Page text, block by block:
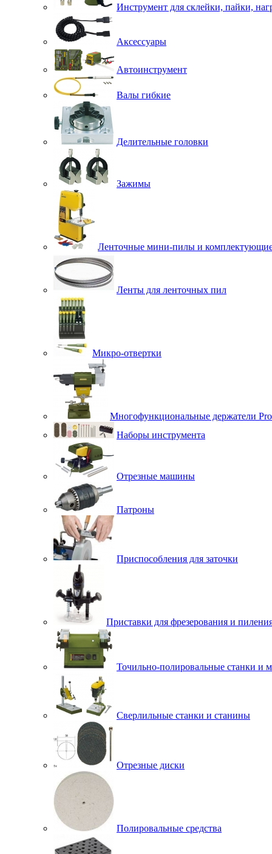
Инструмент для склейки, пайки,
Аксессуары
Автоинструмент
Валы гибкие
Делительные головки
Зажимы
Ленточные мини-пилы и
Ленты для ленточных пил
Микро-отвертки
Многофункциональные держатели
Наборы инструмента
Отрезные машины
Патроны
Приспособления для заточки
Приставки для фрезерования и
Точильно-полировальные станки и
Сверлильные станки и станины
Отрезные диски
Полировальные средства